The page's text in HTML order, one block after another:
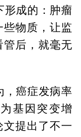
形成的：肿瘤
物质，让监
管后，就毫无
，癌症发病率
基因突变增
文提出了不一